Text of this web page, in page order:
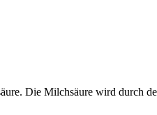
Die Milchsäure wird durch